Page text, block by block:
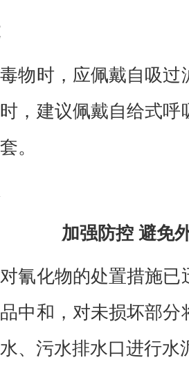
时，应佩戴自吸过
，建议佩戴自给式呼
。
加强防控 避免
化物的处置措施已
中和，对未损坏部分
、污水排水口进行水